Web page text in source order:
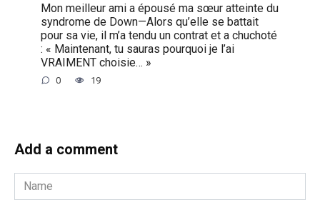
Mon meilleur ami a épousé ma sœur atteinte du
syndrome de Down—Alors qu’elle se battait
pour sa vie, il m’a tendu un contrat et a chuchoté
: « Maintenant, tu sauras pourquoi je l’ai
VRAIMENT choisie… »
0 19
Add a comment
Name
*